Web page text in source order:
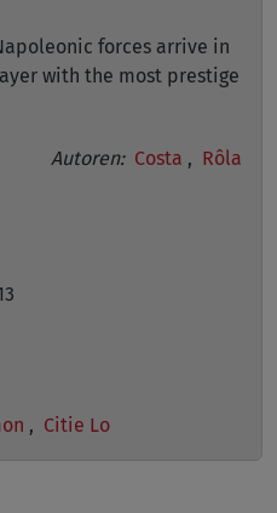
forces arrive in
with the most prestige
Autoren: Costa , Rôla
, Citie Lo